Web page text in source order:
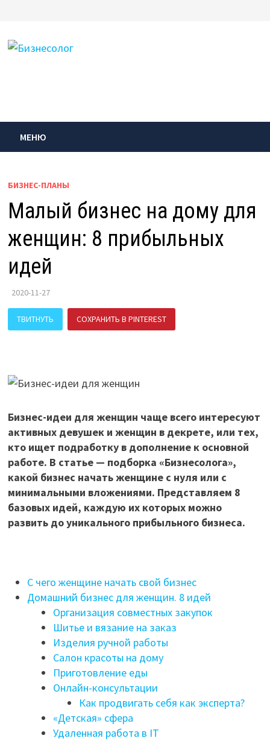
содержимому
МЕНЮ
БИЗНЕС-ПЛАНЫ
Малый бизнес на дому для
женщин: 8 прибыльных
идей
2020-11-27
ТВИТНУТЬ СОХРАНИТЬ В PINTEREST
Бизнес-идеи для женщин чаще всего интересуют
активных девушек и женщин в декрете, или тех,
кто ищет подработку в дополнение к основной
работе. В статье — подборка «Бизнесолога»,
какой бизнес начать женщине с нуля или с
минимальными вложениями. Представляем 8
базовых идей, каждую их которых можно
развить до уникального прибыльного бизнеса.
С чего женщине начать свой бизнес
Домашний бизнес для женщин. 8 идей
Организация совместных закупок
Шитье и вязание на заказ
Изделия ручной работы
Салон красоты на дому
Приготовление еды
Онлайн-консультации
Как продвигать себя как эксперта?
«Детская» сфера
Удаленная работа в IT